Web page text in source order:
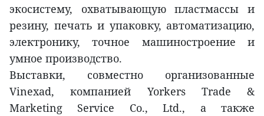
экосистему, охватывающую пластмассы и
резину, печать и упаковку, автоматизацию,
электронику, точное машиностроение и
умное производство.
Выставки, совместно организованные
Vinexad, компанией Yorkers Trade &
Marketing Service Co., Ltd., а также